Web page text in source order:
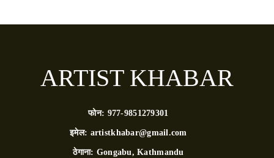
ARTIST KHABAR
फोन: 977-9851279301
इमेल: artistkhabar@gmail.com
ठेगाना: Gongabu, Kathmandu